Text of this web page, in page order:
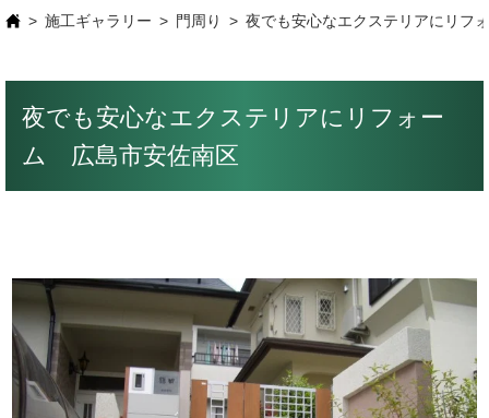
施工ギャラリー 門周り 夜でも安心なエクステリアにリフ
夜でも安心なエクステリアにリフォー
ム 広島市安佐南区